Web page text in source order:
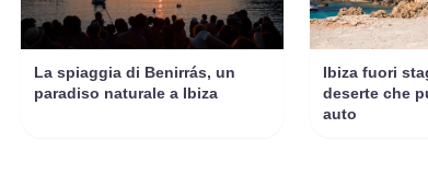
La spiaggia di Benirrás, un
paradiso naturale a Ibiza
Ibiza fuori
deserte che
auto